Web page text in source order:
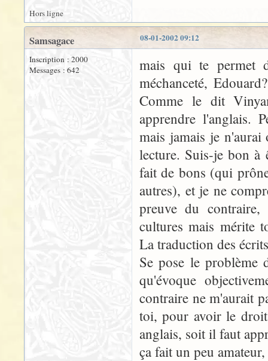
Hors ligne
08-01-2002 09:12
Samsagace
Inscription : 2000
Messages : 642
mais qui te permet
méchanceté,
Comme le dit
apprendre l'anglais.
mais jamais je n'aurai
lecture. Suis-je bon à
fait de bons (qui
autres), et je ne
preuve du contraire,
cultures mais mérite
La traduction des
Se pose le problème
qu'évoque
contraire ne m'aurait
toi, pour avoir le
anglais, soit il faut
ça fait un peu